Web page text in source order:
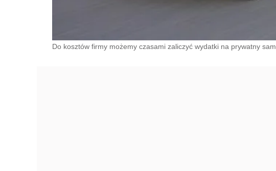
Do kosztów firmy możemy czasami zaliczyć wydatki na prywatny